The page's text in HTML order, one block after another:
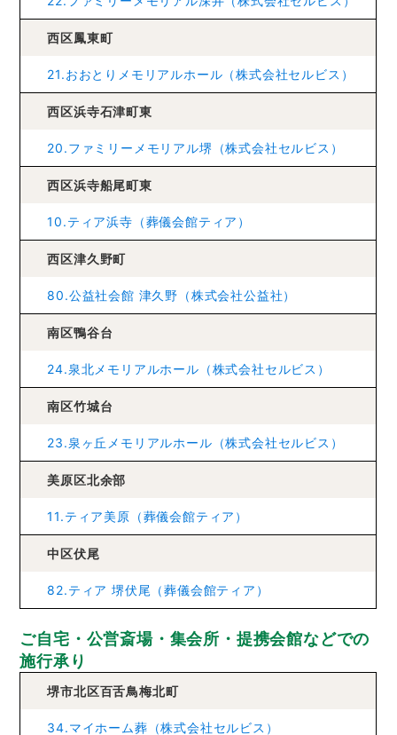
西区鳳東町
21.おおとりメモリアルホール（株式会社セルビス）
西区浜寺石津町東
20.ファミリーメモリアル堺（株式会社セルビス）
西区浜寺船尾町東
10.ティア浜寺（葬儀会館ティア）
西区津久野町
80.公益社会館 津久野（株式会社公益社）
南区鴨谷台
24.泉北メモリアルホール（株式会社セルビス）
南区竹城台
23.泉ヶ丘メモリアルホール（株式会社セルビス）
美原区北余部
11.ティア美原（葬儀会館ティア）
中区伏尾
82.ティア 堺伏尾（葬儀会館ティア）
ご自宅・公営斎場・集会所・提携会館などでの
施行承り
堺市北区百舌鳥梅北町
34.マイホーム葬（株式会社セルビス）